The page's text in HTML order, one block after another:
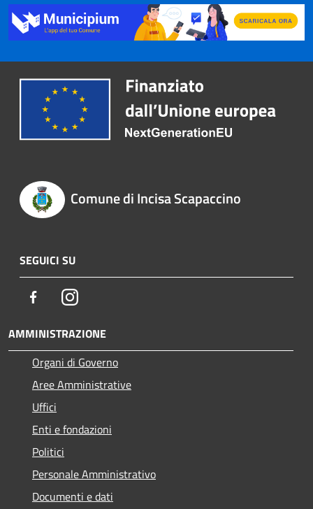
Comune di Incisa Scapaccino
SEGUICI SU
FacebookInstagram
AMMINISTRAZIONE
Organi di Governo
Aree Amministrative
Uffici
Enti e fondazioni
Politici
Personale Amministrativo
Documenti e dati